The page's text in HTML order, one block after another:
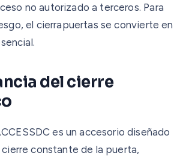
no autorizado a terceros. Para
el cierrapuertas se convierte en
del cierre
es un accesorio diseñado
constante de la puerta,